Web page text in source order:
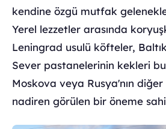
kendine özgü mutfak
Yerel lezzetler arasında
Leningrad usulü köfteler,
Sever pastanelerinin kekleri
Moskova veya Rusya'nın
nadiren görülen bir öneme